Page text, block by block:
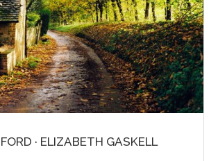
· ELIZABETH GASKELL